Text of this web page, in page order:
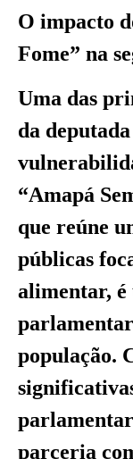
O impacto
Fome” na
Uma das
da
“Amapá
que reúne
públicas
alimentar, é
população.
parceria